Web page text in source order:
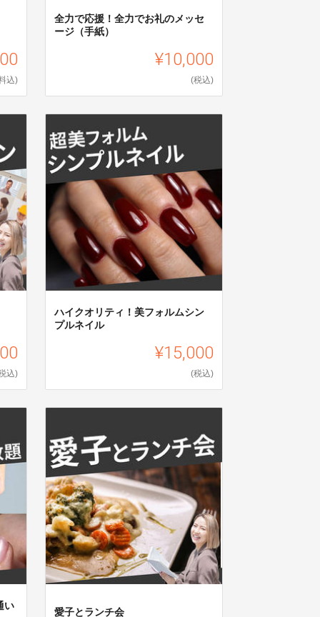
込)
全力で応援！全力でお礼のメッセ
ージ（手紙）
¥10,000
(税込)
込)
ハイクオリティ！美フォルムシン
プルネイル
¥15,000
(税込)
い
愛子とランチ会